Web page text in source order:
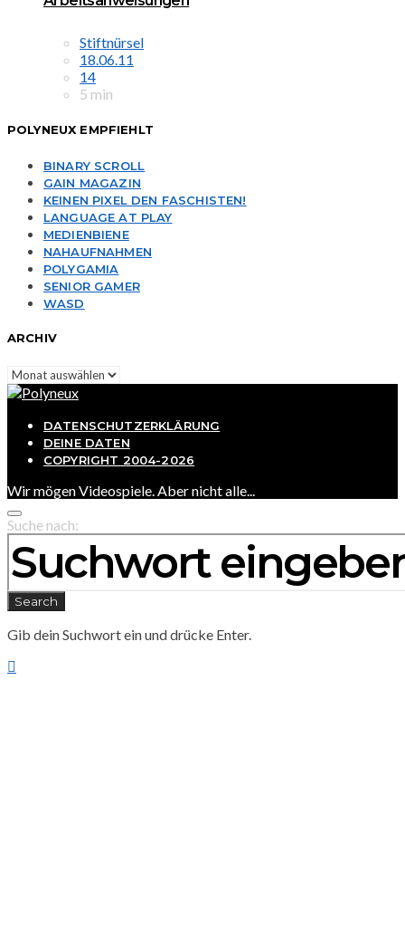
Stiftnürsel
18.06.11
14
5 min
POLYNEUX EMPFIEHLT
BINARY SCROLL
GAIN MAGAZIN
KEINEN PIXEL DEN FASCHISTEN!
LANGUAGE AT PLAY
MEDIENBIENE
NAHAUFNAHMEN
POLYGAMIA
SENIOR GAMER
WASD
ARCHIV
Archiv
DATENSCHUTZERKLÄRUNG
DEINE DATEN
COPYRIGHT 2004-2026
Wir mögen Videospiele. Aber nicht alle...
Suche nach:
Search
Gib dein Suchwort ein und drücke Enter.